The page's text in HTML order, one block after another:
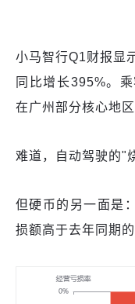
小马智行Q1财报显
同比增长395%。
在广州部分核心地
难道，自动驾驶的"
但硬币的另一面是
损额高于去年同期